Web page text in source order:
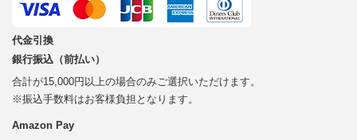
代金引換
銀行振込（前払い）
合計が15,000円以上の場合のみご選択いただけます。
※振込手数料はお客様負担となります。
Amazon Pay